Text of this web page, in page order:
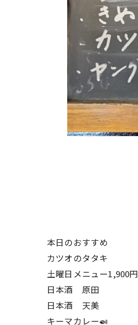
本日のおすすめ
カツオのタタキ
土曜日メニュー1,900円
日本酒 原田
日本酒 天美
キーマカレー🍛